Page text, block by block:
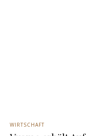
WIRTSCHAFT